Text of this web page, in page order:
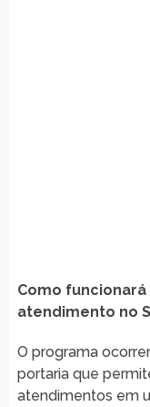
Como
atendimento no
O programa
portaria que
atendimentos em